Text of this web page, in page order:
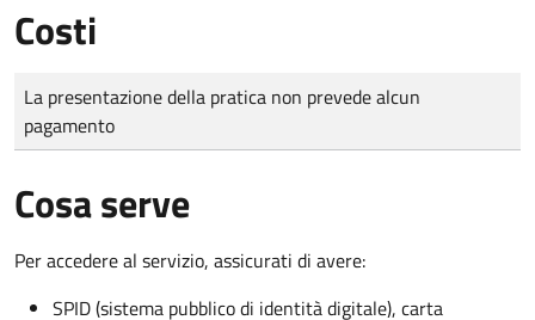
Costi
Tipo di pagamento
Importo
La presentazione della pratica non prevede alcun
pagamento
Cosa serve
Per accedere al servizio, assicurati di avere:
SPID (sistema pubblico di identità digitale), carta